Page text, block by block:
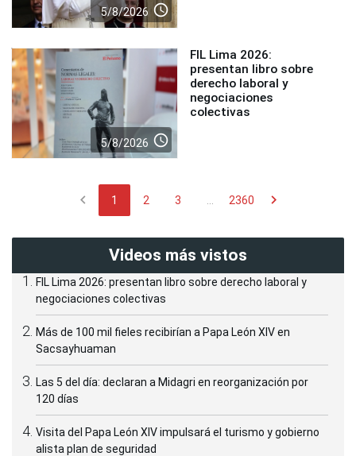
5/8/2026 access_time
5/8/2026 access_time
FIL Lima 2026:
presentan libro sobre
derecho laboral y
negociaciones
colectivas
chevron_left 1 2 3 ... 2360 chevron_right
Videos más vistos
FIL Lima 2026: presentan libro sobre derecho laboral y
negociaciones colectivas
Más de 100 mil fieles recibirían a Papa León XIV en
Sacsayhuaman
Las 5 del día: declaran a Midagri en reorganización por
120 días
Visita del Papa León XIV impulsará el turismo y gobierno
alista plan de seguridad